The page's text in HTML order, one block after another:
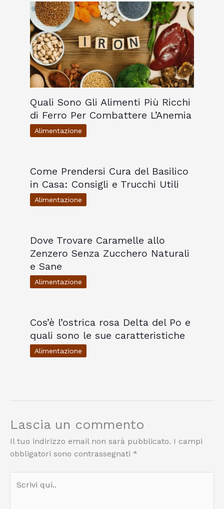
Quali Sono Gli Alimenti Più Ricchi
di Ferro Per Combattere L’Anemia
Alimentazione
Come Prendersi Cura del Basilico
in Casa: Consigli e Trucchi Utili
Alimentazione
Dove Trovare Caramelle allo
Zenzero Senza Zucchero Naturali
e Sane
Alimentazione
Cos’è l’ostrica rosa Delta del Po e
quali sono le sue caratteristiche
Alimentazione
Lascia un commento
Il tuo indirizzo email non sarà pubblicato. I campi
obbligatori sono contrassegnati *
qui..